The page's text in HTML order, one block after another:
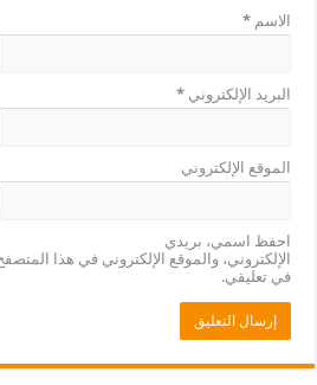
الاسم*
البريد الإلكتروني*
الموقع الإلكتروني
احفظ اسمي، بريدي
الإلكتروني، والموقع الإلكتروني في هذا
في تعليقي.